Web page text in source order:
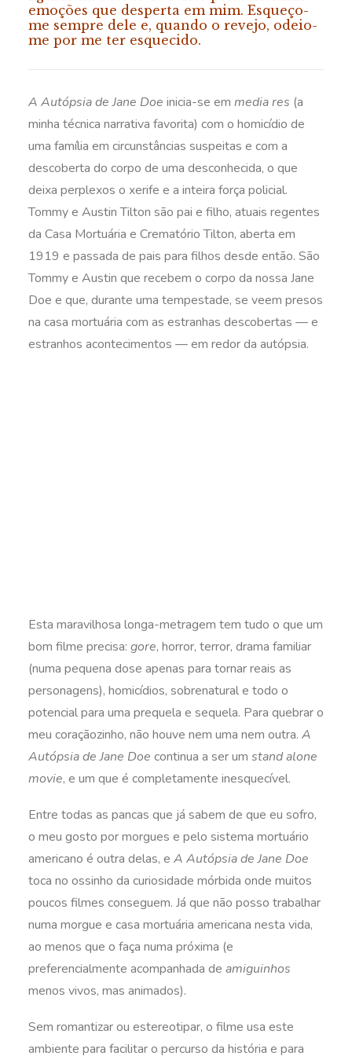
emoções que desperta em mim. Esqueço-
me sempre dele e, quando o revejo, odeio-
me por me ter esquecido.
A Autópsia de Jane Doe inicia-se em media res (a
minha técnica narrativa favorita) com o homicídio de
uma família em circunstâncias suspeitas e com a
descoberta do corpo de uma desconhecida, o que
deixa perplexos o xerife e a inteira força policial.
Tommy e Austin Tilton são pai e filho, atuais regentes
da Casa Mortuária e Crematório Tilton, aberta em
1919 e passada de pais para filhos desde então. São
Tommy e Austin que recebem o corpo da nossa Jane
Doe e que, durante uma tempestade, se veem presos
na casa mortuária com as estranhas descobertas — e
estranhos acontecimentos — em redor da autópsia.
Esta maravilhosa longa-metragem tem tudo o que um
bom filme precisa: gore, horror, terror, drama familiar
(numa pequena dose apenas para tornar reais as
personagens), homicídios, sobrenatural e todo o
potencial para uma prequela e sequela. Para quebrar o
meu coraçãozinho, não houve nem uma nem outra. A
Autópsia de Jane Doe continua a ser um stand alone
movie, e um que é completamente inesquecível.
Entre todas as pancas que já sabem de que eu sofro,
o meu gosto por morgues e pelo sistema mortuário
americano é outra delas, e A Autópsia de Jane Doe
toca no ossinho da curiosidade mórbida onde muitos
poucos filmes conseguem. Já que não posso trabalhar
numa morgue e casa mortuária americana nesta vida,
ao menos que o faça numa próxima (e
preferencialmente acompanhada de amiguinhos
menos vivos, mas animados).
Sem romantizar ou estereotipar, o filme usa este
ambiente para facilitar o percurso da história e para